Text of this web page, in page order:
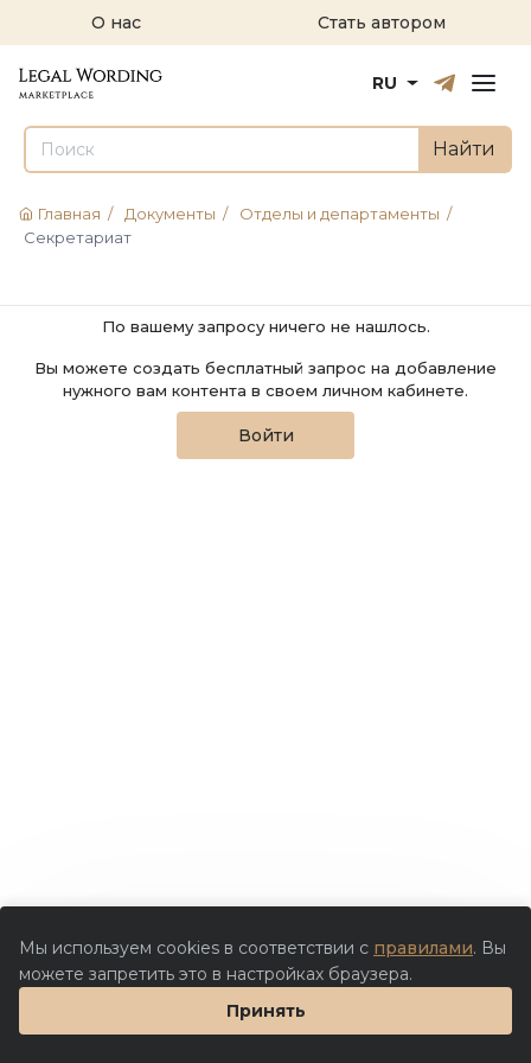
О нас Стать автором
РусскийEnglish
RU
Найти
Главная / Документы / Отделы и департаменты /
Секретариат
По вашему запросу ничего не нашлось.
Вы можете создать бесплатный запрос на добавление
нужного вам контента в своем личном кабинете.
Войти
Мы используем cookies в соответствии с правилами. Вы
можете запретить это в настройках браузера.
Принять